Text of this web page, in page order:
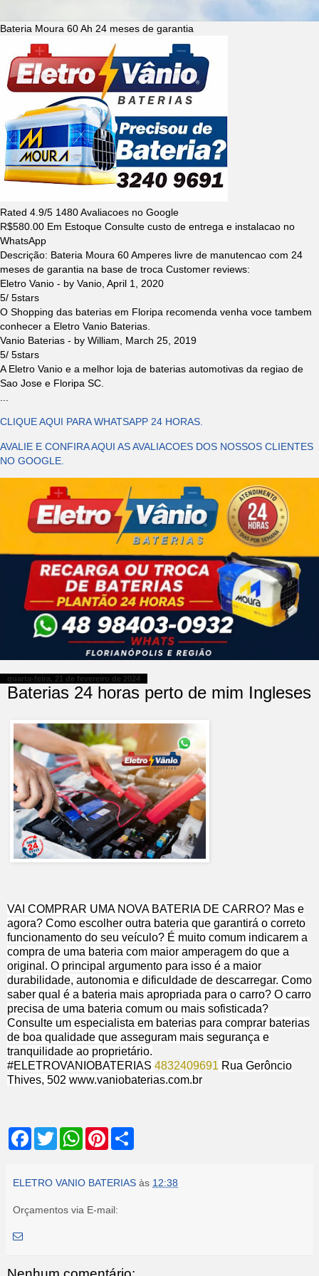
Bateria Moura 60 Ah 24 meses de garantia
Rated 4.9/5 1480Avaliacoes no Google
R$580.00 Em Estoque Consulte custo de entrega e instalacao no
WhatsApp
Descrição: Bateria Moura 60 Amperes livre de manutencao com 24
meses de garantia na base de troca Customer reviews:
Eletro Vanio - by Vanio April 1, 2020
5/ 5stars
O Shopping das baterias em Floripa recomenda venha voce tambem
conhecer a Eletro Vanio Baterias.
Vanio Baterias - by William
March 25, 2019
5/ 5stars
A Eletro Vanio e a melhor loja de baterias automotivas da regiao de
Sao Jose e Floripa SC.
CLIQUE AQUI PARA WHATSAPP 24 HORAS.
AVALIE E CONFIRA AQUI AS AVALIACOES DOS NOSSOS CLIENTES
NO GOOGLE.
quarta-feira, 21 de fevereiro de 2024
Baterias 24 horas perto de mim Ingleses
VAI COMPRAR UMA NOVA BATERIA DE CARRO? Mas e
agora? Como escolher outra bateria que garantirá o correto
funcionamento do seu veículo? É muito comum indicarem a
compra de uma bateria com maior amperagem do que a
original. O principal argumento para isso é a maior
durabilidade, autonomia e dificuldade de descarregar. Como
saber qual é a bateria mais apropriada para o carro? O carro
precisa de uma bateria comum ou mais sofisticada?
Consulte um especialista em baterias para comprar baterias
de boa qualidade que asseguram mais segurança e
tranquilidade ao proprietário.
#ELETROVANIOBATERIAS 4832409691 Rua Gerôncio
Thives, 502 www.vaniobaterias.com.br
F
b
o
k
T
w
t
e
W
s
A
p
P
e
r
s
e
ELETRO VANIO BATERIAS às 12:38
Orçamentos via E-mail: